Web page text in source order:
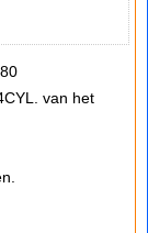
van het